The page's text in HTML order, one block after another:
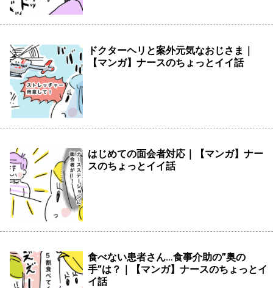
ドクターヘリと案外元気なおじさま｜
【マンガ】ナースのちょっとイイ話
はじめての面会者対応｜【マンガ】ナー
スのちょっとイイ話
食べない患者さん…食事介助の”奥の
手”は？｜【マンガ】ナースのちょっとイ
イ話